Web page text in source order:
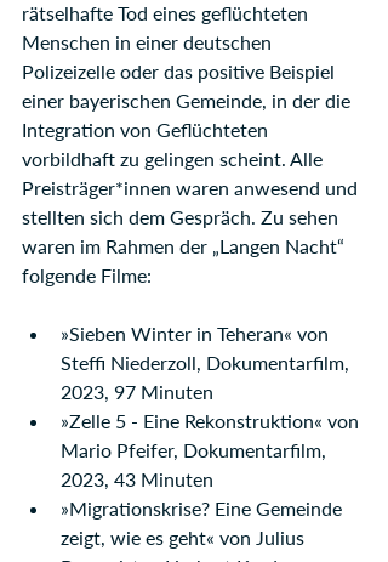
rätselhafte Tod eines geflüchteten
Menschen in einer deutschen
Polizeizelle oder das positive Beispiel
einer bayerischen Gemeinde, in der die
Integration von Geflüchteten
vorbildhaft zu gelingen scheint. Alle
Preisträger*innen waren anwesend und
stellten sich dem Gespräch. Zu sehen
waren im Rahmen der „Langen Nacht“
folgende Filme:
»Sieben Winter in Teheran« von
Steffi Niederzoll, Dokumentarfilm,
2023, 97 Minuten
»Zelle 5 - Eine Rekonstruktion« von
Mario Pfeifer, Dokumentarfilm,
2023, 43 Minuten
»Migrationskrise? Eine Gemeinde
zeigt, wie es geht« von Julius